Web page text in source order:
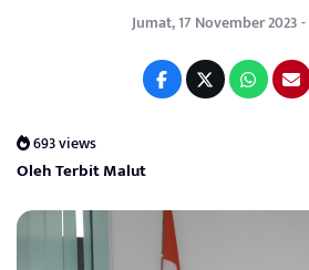
Jumat, 17 November 2023
693 views
Oleh Terbit Malut